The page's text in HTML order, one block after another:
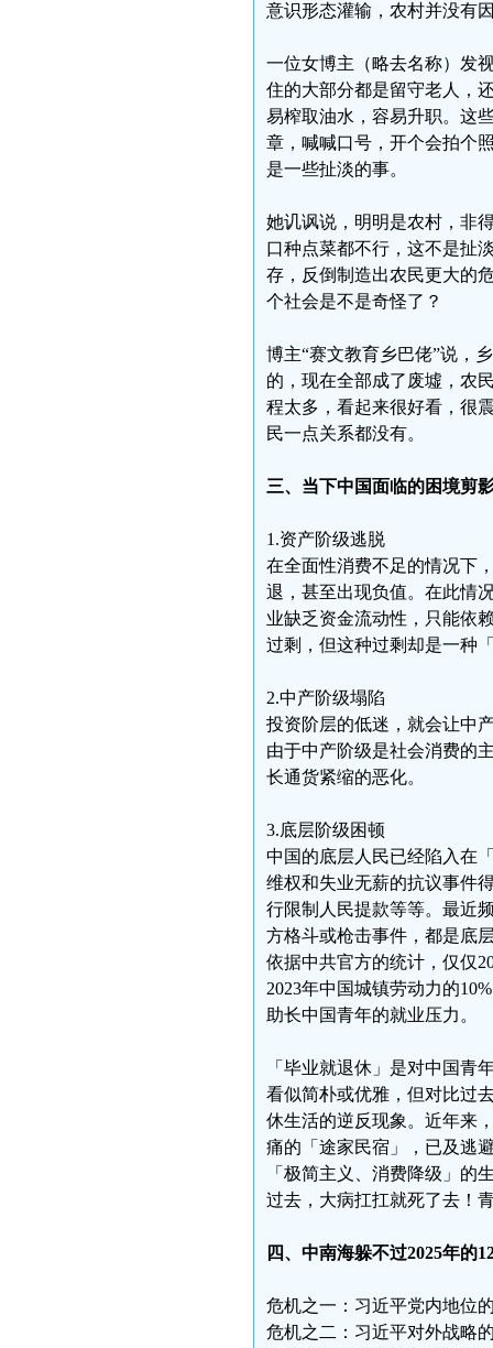
意识形态灌输，农村并没有
一位女博主（略去名称）发
住的大部分都是留守老人，
易榨取油水，容易升职。这
章，喊喊口号，开个会拍个
是一些扯淡的事。
她讥讽说，明明是农村，非
口种点菜都不行，这不是扯
存，反倒制造出农民更大的
个社会是不是奇怪了？
博主“赛文教育乡巴佬”说，
的，现在全部成了废墟，农
程太多，看起来很好看，很
民一点关系都没有。
三、当下中国面临的困境剪
1.资产阶级逃脱
在全面性消费不足的情况下
退，甚至出现负值。在此情
业缺乏资金流动性，只能依
过剩，但这种过剩却是一种
2.中产阶级塌陷
投资阶层的低迷，就会让中
由于中产阶级是社会消费的
长通货紧缩的恶化。
3.底层阶级困顿
中国的底层人民已经陷入在
维权和失业无薪的抗议事件
行限制人民提款等等。最近
方格斗或枪击事件，都是底
依据中共官方的统计，仅仅
2023年中国城镇劳动力的
助长中国青年的就业压力。
「毕业就退休」是对中国青
看似简朴或优雅，但对比过
休生活的逆反现象。近年来
痛的「途家民宿」，已及逃
「极简主义、消费降级」的
过去，大病扛扛就死了去！
四、中南海躲不过2025年的
危机之一：习近平党内地位
危机之二：习近平对外战略